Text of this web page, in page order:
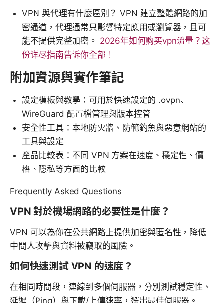
VPN 與代理有什麼區別？ VPN 建立整體網路的加
密通道，代理通常只影響特定應用或瀏覽器，且可
能不提供完整加密。 2026年如何购买vpn流量？这
份详尽指南告诉你全部！
附加資源與實作筆記
設定模板與教學：可用於快速設定的 .ovpn、
WireGuard 配置檔管理與版本控管
安全性工具：本地防火牆、防範釣魚與惡意網站的
工具與設定
產品比較表：不同 VPN 方案在速度、穩定性、價
格、隱私等方面的比較
Frequently Asked Questions
VPN 對於機場網路的必要性是什麼？
VPN 可以為你在公共網路上提供加密與匿名性，降低
中間人攻擊與資料被竊取的風險。
如何快速測試 VPN 的速度？
在相同時間段，連線到多個伺服器，分別測試穩定性、
延遲（Ping）與下載/上傳速率，選出最佳伺服器。